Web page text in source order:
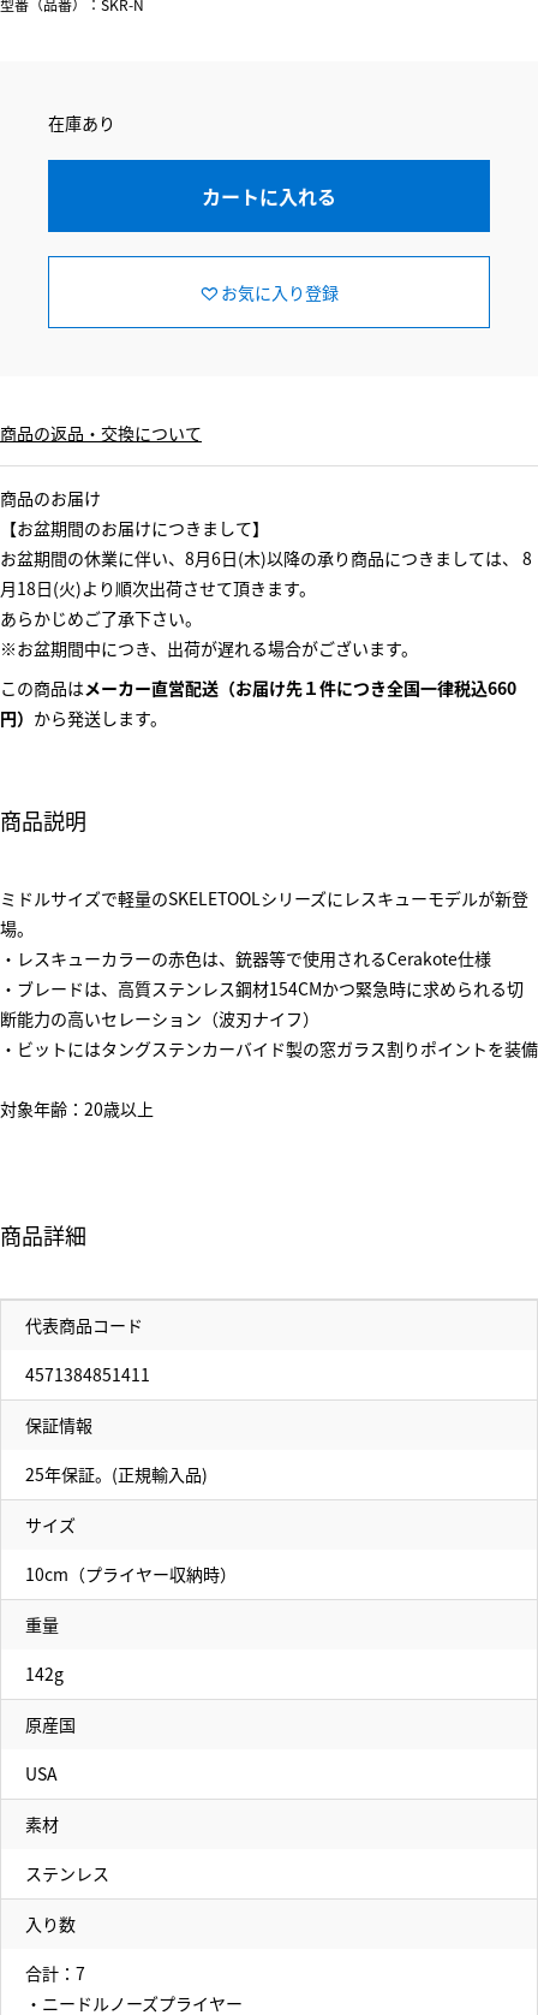
型番（品番）：SKR-N
在庫あり
カートに入れる
お気に入り登録
商品の返品・交換について
商品のお届け
【お盆期間のお届けにつきまして】
お盆期間の休業に伴い、8月6日(木)以降の承り商品につきましては、 8
月18日(火)より順次出荷させて頂きます。
あらかじめご了承下さい。
※お盆期間中につき、出荷が遅れる場合がございます。
この商品はメーカー直営配送（お届け先１件につき全国一律税込660
円） から発送します。
商品説明
ミドルサイズで軽量のSKELETOOLシリーズにレスキューモデルが新登
場。
・レスキューカラーの赤色は、銃器等で使用されるCerakote仕様
・ブレードは、高質ステンレス鋼材154CMかつ緊急時に求められる切
断能力の高いセレーション（波刃ナイフ）
・ビットにはタングステンカーバイド製の窓ガラス割りポイントを装備
対象年齢：20歳以上
商品詳細
代表商品コード
4571384851411
保証情報
25年保証。(正規輸入品)
サイズ
10cm（プライヤー収納時）
重量
142g
原産国
USA
素材
ステンレス
入り数
合計：7
・ニードルノーズプライヤー